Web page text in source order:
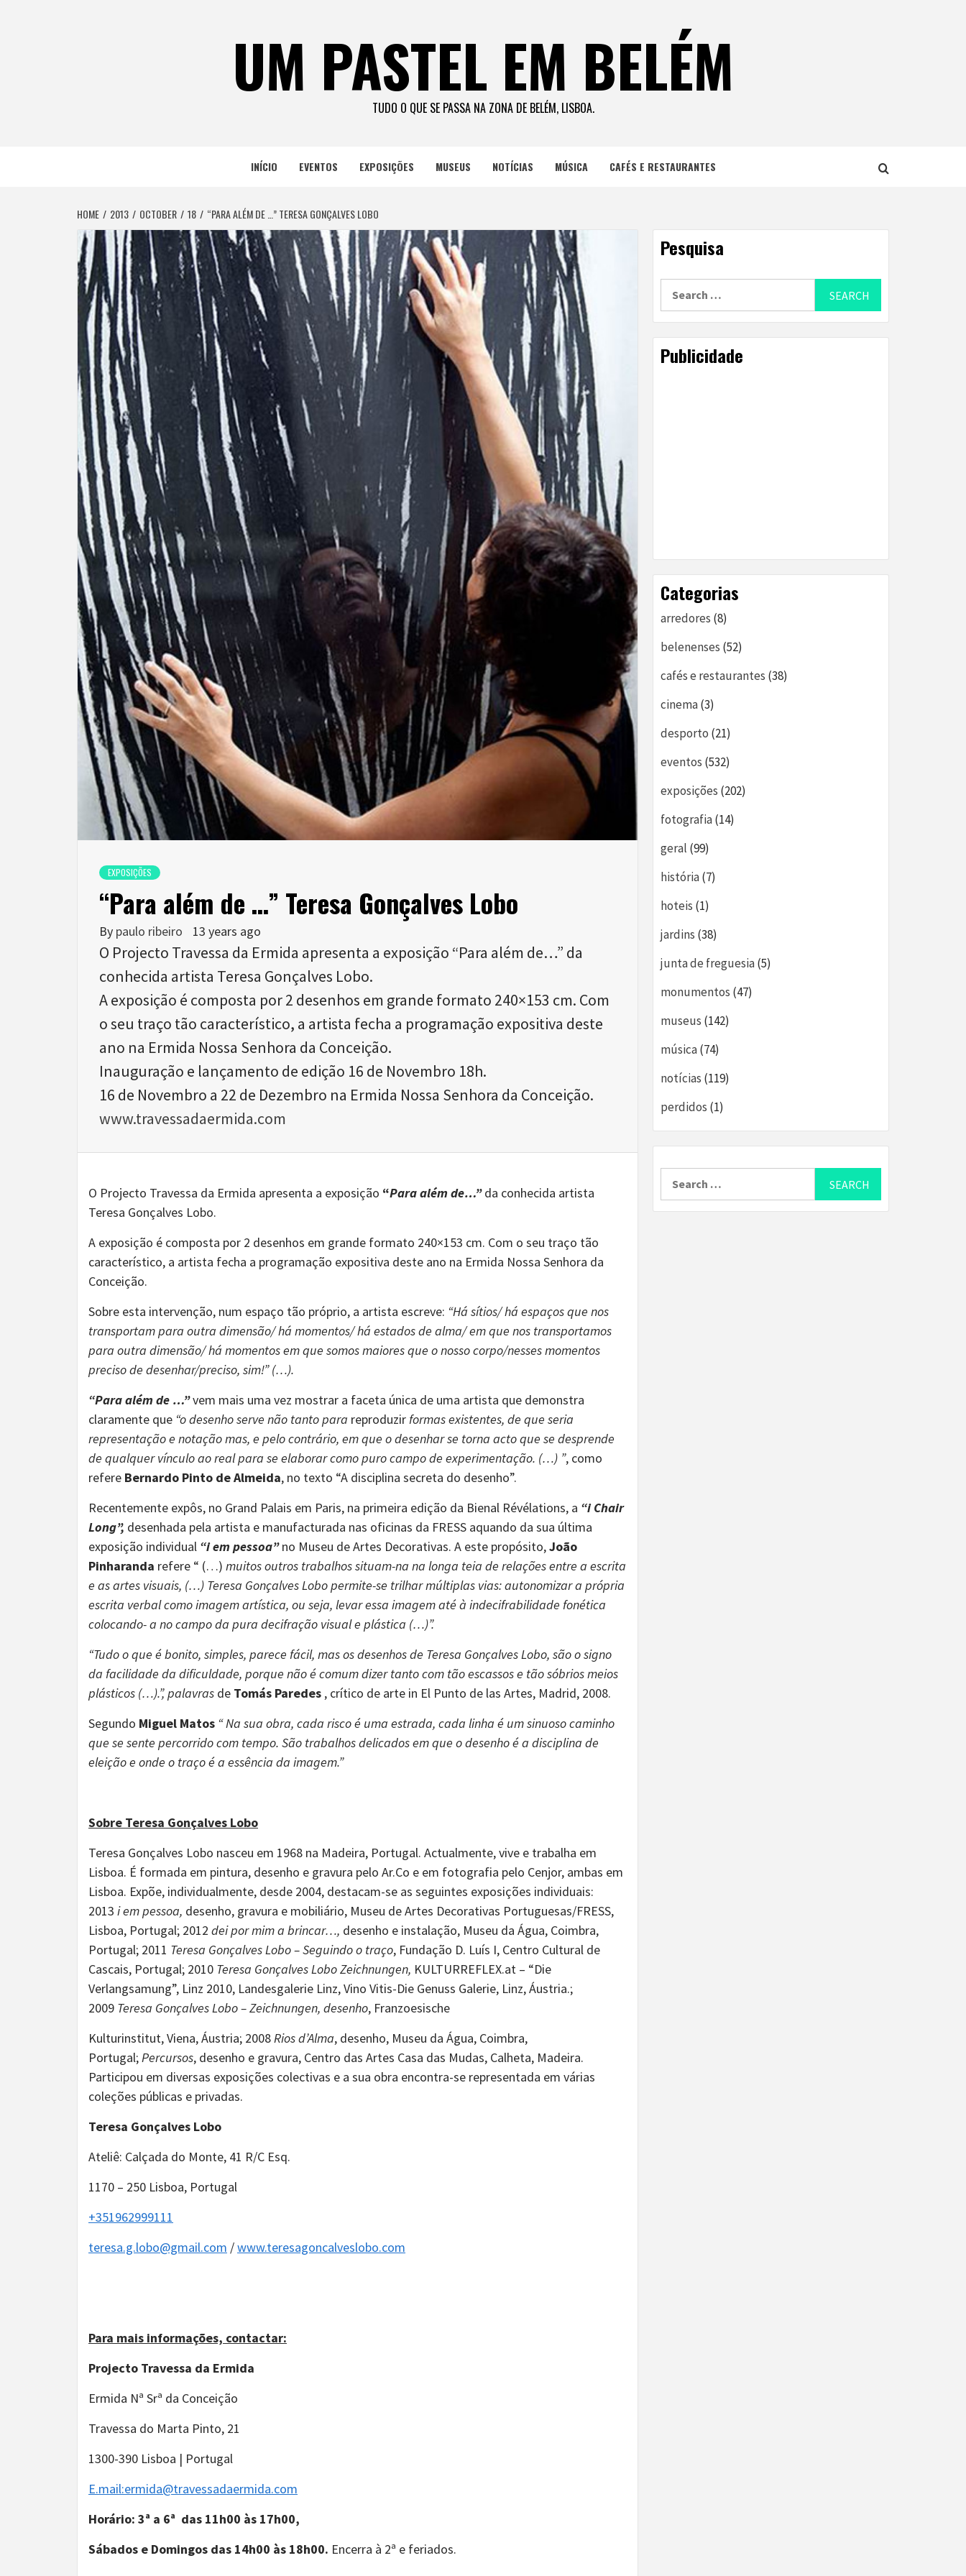
UM PASTEL EM BELÉM
TUDO O QUE SE PASSA NA ZONA DE BELÉM, LISBOA.
INÍCIO EVENTOS EXPOSIÇÕES MUSEUS NOTÍCIAS MÚSICA CAFÉS E RESTAURANTES
HOME 2013 OCTOBER 18 “PARA ALÉM DE …” TERESA GONÇALVES LOBO
EXPOSIÇÕES
“Para além de …” Teresa Gonçalves Lobo
By paulo ribeiro 13 years ago
O Projecto Travessa da Ermida apresenta a exposição “Para além de…” da
conhecida artista Teresa Gonçalves Lobo.
A exposição é composta por 2 desenhos em grande formato 240×153 cm. Com
o seu traço tão característico, a artista fecha a programação expositiva deste
ano na Ermida Nossa Senhora da Conceição.
Inauguração e lançamento de edição 16 de Novembro 18h.
16 de Novembro a 22 de Dezembro na Ermida Nossa Senhora da Conceição.
www.travessadaermida.com
O Projecto Travessa da Ermida apresenta a exposição “Para além de…”da conhecida artista
Teresa Gonçalves Lobo.
A exposição é composta por 2 desenhos em grande formato 240×153 cm. Com o seu traço tão
característico, a artista fecha a programação expositiva deste ano na Ermida Nossa Senhora da
Conceição.
Sobre esta intervenção, num espaço tão próprio, a artista escreve: “Há sítios/ há espaços que nos
transportam para outra dimensão/ há momentos/ há estados de alma/ em que nos transportamos
para outra dimensão/ há momentos em que somos maiores que o nosso corpo/nesses momentos
preciso de desenhar/preciso, sim!” (…).
“Para além de …”vem mais uma vez mostrar a faceta única de uma artista que demonstra
claramente que “o desenho serve não tanto para reproduzirformas existentes, de que seria
representação e notação mas, e pelo contrário, em que o desenhar se torna acto que se desprende
de qualquer vínculo ao real para se elaborar como puro campo de experimentação. (…) ”, como
refere Bernardo Pinto de Almeida, no texto “A disciplina secreta do desenho”.
Recentemente expôs, no Grand Palais em Paris, na primeira edição da Bienal Révélations, a “i Chair
Long”, desenhada pela artista e manufacturada nas oficinas da FRESS aquando da sua última
exposição individual “i em pessoa”no Museu de Artes Decorativas. A este propósito,João
Pinharanda refere “ (…) muitos outros trabalhos situam-na na longa teia de relações entre a escrita
e as artes visuais, (…) Teresa Gonçalves Lobo permite-se trilhar múltiplas vias: autonomizar a própria
escrita verbal como imagem artística, ou seja, levar essa imagem até à indecifrabilidade fonética
colocando- a no campo da pura decifração visual e plástica (…)”.
“Tudo o que é bonito, simples, parece fácil, mas os desenhos de Teresa Gonçalves Lobo, são o signo
da facilidade da dificuldade, porque não é comum dizer tanto com tão escassos e tão sóbrios meios
plásticos (…).”, palavras de Tomás Paredes , crítico de arte in El Punto de las Artes, Madrid, 2008.
Segundo Miguel Matos “ Na sua obra, cada risco é uma estrada, cada linha é um sinuoso caminho
que se sente percorrido com tempo. São trabalhos delicados em que o desenho é a disciplina de
eleição e onde o traço é a essência da imagem.”
Sobre Teresa Gonçalves Lobo
Teresa Gonçalves Lobo nasceu em 1968 na Madeira, Portugal. Actualmente, vive e trabalha em
Lisboa. É formada em pintura, desenho e gravura pelo Ar.Co e em fotografia pelo Cenjor, ambas em
Lisboa. Expõe, individualmente, desde 2004, destacam-se as seguintes exposições individuais:
2013 i em pessoa, desenho, gravura e mobiliário, Museu de Artes Decorativas Portuguesas/FRESS,
Lisboa, Portugal; 2012 dei por mim a brincar…, desenho e instalação, Museu da Água, Coimbra,
Portugal; 2011 Teresa Gonçalves Lobo – Seguindo o traço, Fundação D. Luís I, Centro Cultural de
Cascais, Portugal; 2010 Teresa Gonçalves Lobo Zeichnungen, KULTURREFLEX.at – “Die
Verlangsamung”, Linz 2010, Landesgalerie Linz, Vino Vitis-Die Genuss Galerie, Linz, Áustria.;
2009 Teresa Gonçalves Lobo – Zeichnungen, desenho, Franzoesische
Kulturinstitut, Viena, Áustria; 2008Rios d’Alma, desenho, Museu da Água, Coimbra,
Portugal;Percursos, desenho e gravura, Centro das Artes Casa das Mudas, Calheta, Madeira.
Participou em diversas exposições colectivas e a sua obra encontra-se representada em várias
coleções públicas e privadas.
Teresa Gonçalves Lobo
Ateliê: Calçada do Monte, 41 R/C Esq.
1170 – 250 Lisboa, Portugal
+351962999111
teresa.g.lobo@gmail.com /www.teresagoncalveslobo.com
Para mais informações, contactar:
Projecto Travessa da Ermida
Ermida Nª Srª da Conceição
Travessa do Marta Pinto, 21
1300-390 Lisboa | Portugal
E.mail:ermida@travessadaermida.com
Horário: 3ª a 6ª das 11h00 às 17h00,
Sábados e Domingos das 14h00 às 18h00. Encerra à 2ª e feriados.
Pesquisa
Publicidade
Categorias
arredores (8)
belenenses (52)
cafés e restaurantes (38)
cinema(3)
desporto (21)
eventos (532)
exposições (202)
fotografia(14)
geral (99)
história(7)
hoteis (1)
jardins (38)
junta de freguesia(5)
monumentos (47)
museus (142)
música(74)
notícias (119)
perdidos (1)